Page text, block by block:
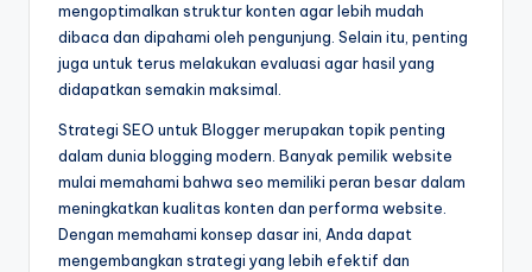
mengoptimalkan struktur konten agar lebih mudah
dibaca dan dipahami oleh pengunjung. Selain itu, penting
juga untuk terus melakukan evaluasi agar hasil yang
didapatkan semakin maksimal.
Strategi SEO untuk Blogger merupakan topik penting
dalam dunia blogging modern. Banyak pemilik website
mulai memahami bahwa seo memiliki peran besar dalam
meningkatkan kualitas konten dan performa website.
Dengan memahami konsep dasar ini, Anda dapat
mengembangkan strategi yang lebih efektif dan